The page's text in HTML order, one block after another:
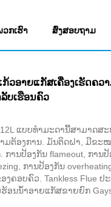
ກເຮົາ ສົ່ງສອບຖາມ
ວອາຍແກັສເຄື່ອງເຮັດຄວ
ບເຮືອນຄົວ
ແບບທຳມະດານີ້ສາມາດສ
ມຕ້ອງການ. ມັນຕິດຝາ, ມີຂະ
ານປ້ອງກັນ flameout, ການປ້
ການປ້ອງກັນ
ຄອບຄົວ. Tankless Flue ປະ
ອນນ້ໍາອາຍແກັສຂາຍຍົກ